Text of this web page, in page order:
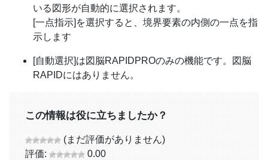
いる図形が自動的に選択されます。
[一点指示]を選択すると、境界要素の内側の一点を指
示します
[自動選択]は図脳RAPIDPROのみの機能です。図脳
RAPIDにはありません。
この情報は役に立ちましたか？
(まだ評価がありません)
評価:
0.00